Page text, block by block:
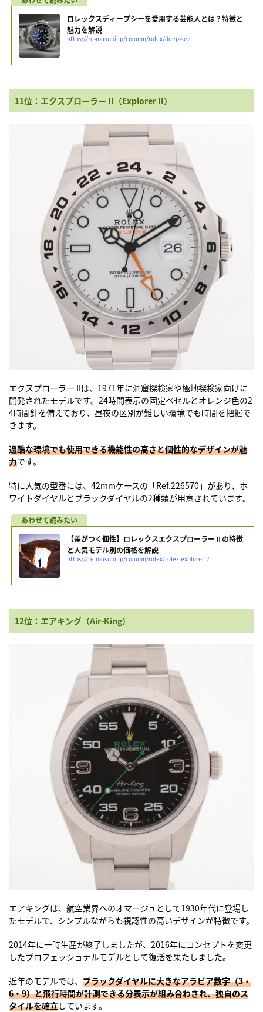
ロレックスディープシーを愛用する芸能人とは？特徴と
魅力を解説
https://re-musubi.jp/column/rolex/deep-sea
11位：エクスプローラー II（Explorer II）
エクスプローラー IIは、1971年に洞窟探検家や極地探検家向けに
開発されたモデルです。24時間表示の固定ベゼルとオレンジ色の2
4時間針を備えており、昼夜の区別が難しい環境でも時間を把握で
きます。
過酷な環境でも使用できる機能性の高さと個性的なデザインが魅
力です。
特に人気の型番には、42mmケースの「Ref.226570」があり、ホ
ワイトダイヤルとブラックダイヤルの2種類が用意されています。
【差がつく個性】ロレックスエクスプローラーⅡの特徴
と人気モデル別の価格を解説
https://re-musubi.jp/column/rolex/rolex-explorer-2
12位：エアキング（Air-King）
エアキングは、航空業界へのオマージュとして1930年代に登場し
たモデルで、シンプルながらも視認性の高いデザインが特徴です。
2014年に一時生産が終了しましたが、2016年にコンセプトを変更
したプロフェッショナルモデルとして復活を果たしました。
近年のモデルでは、 ブラックダイヤルに大きなアラビア数字（3・
6・9）と飛行時間が計測できる分表示が組み合わされ、独自のス
タイルを確立しています。